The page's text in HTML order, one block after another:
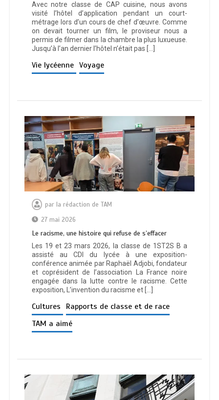
Avec notre classe de CAP cuisine, nous avons
visité l’hôtel d’application pendant un court-
métrage lors d’un cours de chef d’œuvre. Comme
on devait tourner un film, le proviseur nous a
permis de filmer dans la chambre la plus luxueuse.
Jusqu’à l’an dernier l’hôtel n’était pas […]
Vie lycéenne Voyage
par la rédaction de TAM
27 mai 2026
Le racisme, une histoire qui refuse de s’effacer
Les 19 et 23 mars 2026, la classe de 1ST2S B a
assisté au CDI du lycée à une exposition-
conférence animée par Raphaël Adjobi, fondateur
et coprésident de l’association La France noire
engagée dans la lutte contre le racisme. Cette
exposition, L’invention du racisme et […]
Cultures
Rapports de classe et de race
TAM a aimé